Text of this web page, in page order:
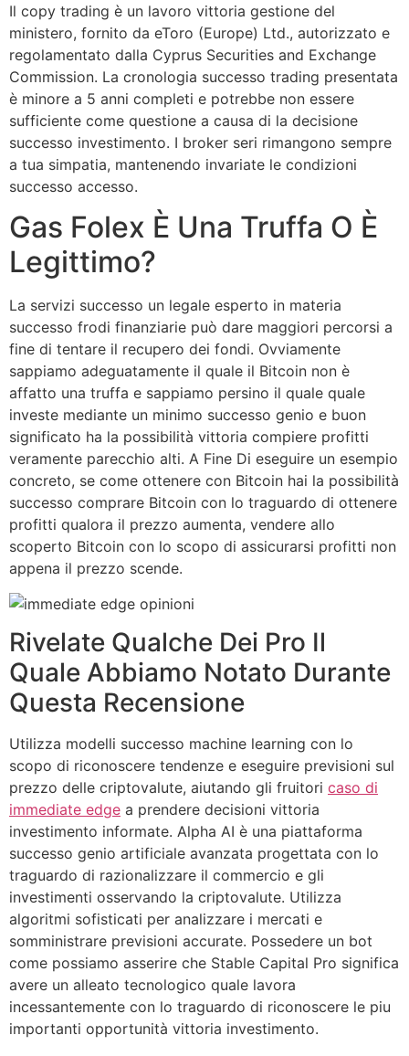
Il copy trading è un lavoro vittoria gestione del
ministero, fornito da eToro (Europe) Ltd., autorizzato e
regolamentato dalla Cyprus Securities and Exchange
Commission. La cronologia successo trading presentata
è minore a 5 anni completi e potrebbe non essere
sufficiente come questione a causa di la decisione
successo investimento. I broker seri rimangono sempre
a tua simpatia, mantenendo invariate le condizioni
successo accesso.
Gas Folex È Una Truffa O È
Legittimo?
La servizi successo un legale esperto in materia
successo frodi finanziarie può dare maggiori percorsi a
fine di tentare il recupero dei fondi. Ovviamente
sappiamo adeguatamente il quale il Bitcoin non è
affatto una truffa e sappiamo persino il quale quale
investe mediante un minimo successo genio e buon
significato ha la possibilità vittoria compiere profitti
veramente parecchio alti. A Fine Di eseguire un esempio
concreto, se come ottenere con Bitcoin hai la possibilità
successo comprare Bitcoin con lo traguardo di ottenere
profitti qualora il prezzo aumenta, vendere allo
scoperto Bitcoin con lo scopo di assicurarsi profitti non
appena il prezzo scende.
Rivelate Qualche Dei Pro Il
Quale Abbiamo Notato Durante
Questa Recensione
Utilizza modelli successo machine learning con lo
scopo di riconoscere tendenze e eseguire previsioni sul
prezzo delle criptovalute, aiutando gli fruitori caso di
immediate edge a prendere decisioni vittoria
investimento informate. Alpha AI è una piattaforma
successo genio artificiale avanzata progettata con lo
traguardo di razionalizzare il commercio e gli
investimenti osservando la criptovalute. Utilizza
algoritmi sofisticati per analizzare i mercati e
somministrare previsioni accurate. Possedere un bot
come possiamo asserire che Stable Capital Pro significa
avere un alleato tecnologico quale lavora
incessantemente con lo traguardo di riconoscere le piu
importanti opportunità vittoria investimento.